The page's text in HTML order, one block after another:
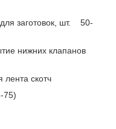
заготовок, шт. 50-
нижних клапанов
скотч
75)